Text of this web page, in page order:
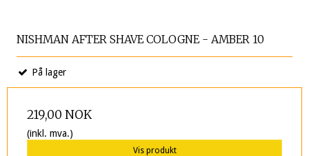
NISHMAN AFTER SHAVE COLOGNE - AMBER 10
På lager
219,00 NOK
(inkl. mva.)
Vis produkt